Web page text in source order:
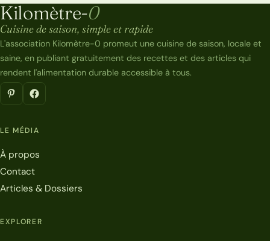
Kilomètre-0
Kilomètre-0
Cuisine de saison, simple et rapide
L'association Kilomètre-0 promeut une cuisine de saison, locale et
saine, en publiant gratuitement des recettes et des articles qui
rendent l'alimentation durable accessible à tous.
LE MÉDIA
À propos
Contact
Articles & Dossiers
EXPLORER